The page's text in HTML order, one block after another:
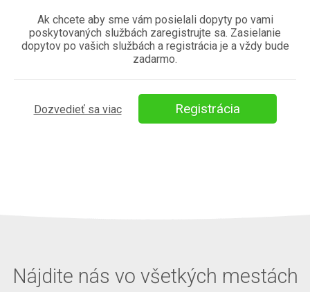
Ak chcete aby sme vám posielali dopyty po vami
poskytovaných službách zaregistrujte sa. Zasielanie
dopytov po vašich službách a registrácia je a vždy bude
zadarmo.
Dozvedieť sa viac Registrácia
Nájdite nás vo všetkých mestách